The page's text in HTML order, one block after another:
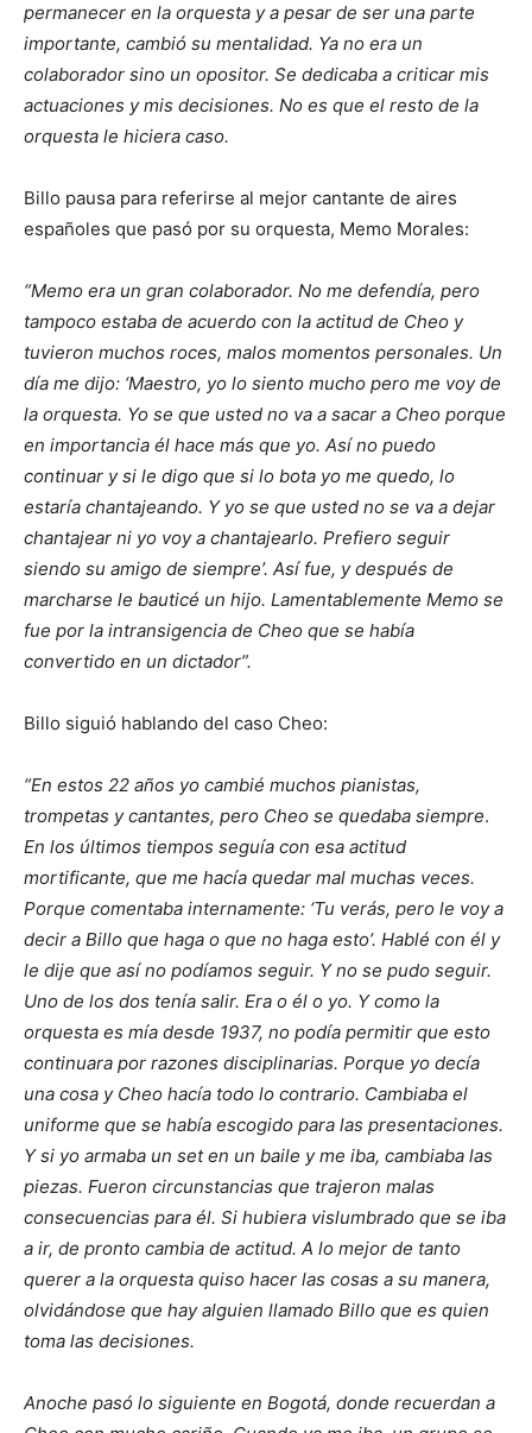
permanecer en la orquesta y a pesar de ser una parte
importante, cambió su mentalidad. Ya no era un
colaborador sino un opositor. Se dedicaba a criticar mis
actuaciones y mis decisiones. No es que el resto de la
orquesta le hiciera caso.
Billo pausa para referirse al mejor cantante de aires
españoles que pasó por su orquesta, Memo Morales:
“Memo era un gran colaborador. No me defendía, pero
tampoco estaba de acuerdo con la actitud de Cheo y
tuvieron muchos roces, malos momentos personales. Un
día me dijo: ‘Maestro, yo lo siento mucho pero me voy de
la orquesta. Yo se que usted no va a sacar a Cheo porque
en importancia él hace más que yo. Así no puedo
continuar y si le digo que si lo bota yo me quedo, lo
estaría chantajeando. Y yo se que usted no se va a dejar
chantajear ni yo voy a chantajearlo. Prefiero seguir
siendo su amigo de siempre’. Así fue, y después de
marcharse le bauticé un hijo. Lamentablemente Memo se
fue por la intransigencia de Cheo que se había
convertido en un dictador”.
Billo siguió hablando del caso Cheo:
“En estos 22 años yo cambié muchos pianistas,
trompetas y cantantes, pero Cheo se quedaba siempre.
En los últimos tiempos seguía con esa actitud
mortificante, que me hacía quedar mal muchas veces.
Porque comentaba internamente: ‘Tu verás, pero le voy a
decir a Billo que haga o que no haga esto’. Hablé con él y
le dije que así no podíamos seguir. Y no se pudo seguir.
Uno de los dos tenía salir. Era o él o yo. Y como la
orquesta es mía desde 1937, no podía permitir que esto
continuara por razones disciplinarias. Porque yo decía
una cosa y Cheo hacía todo lo contrario. Cambiaba el
uniforme que se había escogido para las presentaciones.
Y si yo armaba un set en un baile y me iba, cambiaba las
piezas. Fueron circunstancias que trajeron malas
consecuencias para él. Si hubiera vislumbrado que se iba
a ir, de pronto cambia de actitud. A lo mejor de tanto
querer a la orquesta quiso hacer las cosas a su manera,
olvidándose que hay alguien llamado Billo que es quien
toma las decisiones.
Anoche pasó lo siguiente en Bogotá, donde recuerdan a